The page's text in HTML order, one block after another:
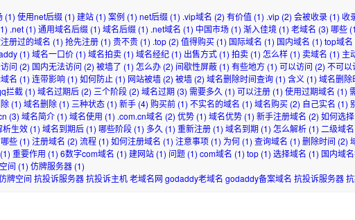
(1) 使用net后缀(1) 建站(1) 案例 (1) net后缀(1) .vip域名 (2) 有价值(1) .vip(2) 会被收录(1) 收
.net(1) 通用域名后缀(1) 域名后缀(1) .net域名 (1) 中国市场(1) 渐入佳境 (1) 老域名 (3) 哪些
册过的域名 (1) 抢先注册(1) 贵不贵(1) .top(2) 值得购买(1) 国际域名 (1) 国内域名 (1) top域名
(1) 域名一口价(1) 域名拍卖(1) 域名经纪(1) 出售方式(1) 拍卖(1) 怎么样(1) 卖域名 (1) 主
问 (2) 国内无法访问 (2) 被墙了 (1) 怎么办(2) 间歇性屏蔽(1) 有些地方(1) 可以访问 (2) 不可以
名 (1) 连带影响(1) 如何防止 (1) 网站被墙(2) 被墙(2) 域名删除时间查询(1) 含义 (1) 域名删除
拦截(1) 域名过期后(2) 三个阶段(2) 域名过期(3) 需要多久 (1) 可以注册(1) 使用过期域名 (1)
(1) 域名删除(1) 三种状态(1) 新手(4) 购买前(1) 不实名的域名 (1) 域名购买(2) 自己实名 (1)
(3) 域名简介(1) 域名使用 (1) .com.cn域名 (2) 优势(1) 域名优势(1) 新手注册域名 (2) 如何选择
析生效(1) 域名到期后(1) 哪些阶段(1) 多久 (1) 重新注册(1) 域名到期(1) 怎么解析(1) 二级域名
些(1) 注册域名 (2) 流程(1) 如何注册域名 (1) 注意事项(1) 为何(1) 查询域名 (1) 删除时间 (2)
重要作用 (1) 6数字com域名 (1) 建网站(1) 问题(1) com域名 (1) top(1) 选择域名 (1) 国内域
间 (1) 仿牌服务器(1)
牌空间 抗投诉服务器 抗投诉主机 老域名网 godaddy老域名 godaddy备案域名 抗投诉服务器